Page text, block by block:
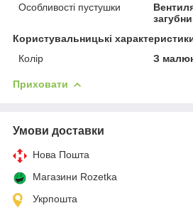
Особливості пустушки
Користувальницькі
Колір
З
Приховати
Умови доставки
Нова Пошта
Магазини Rozetka
Укрпошта